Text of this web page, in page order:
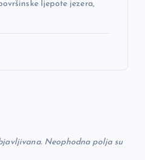
ljepote jezera,
Neophodna polja su